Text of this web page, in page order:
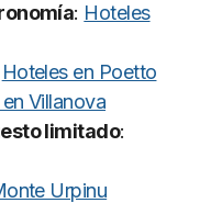
: Hoteles
Hoteles en Poetto
Villanova
limitado:
Urpinu